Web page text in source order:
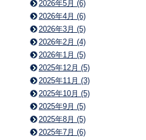
2026年5月 (6)
2026年4月 (6)
2026年3月 (5)
2026年2月 (4)
2026年1月 (5)
2025年12月 (5)
2025年11月 (3)
2025年10月 (5)
2025年9月 (5)
2025年8月 (5)
2025年7月 (6)